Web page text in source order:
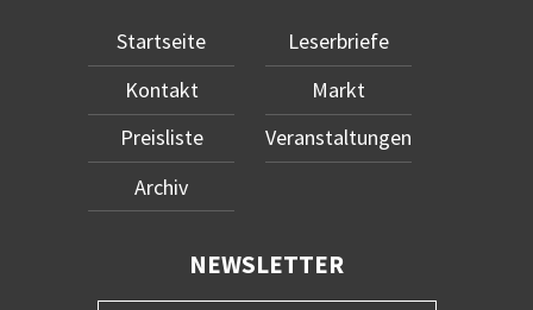
Startseite
Kontakt
Preisliste
Archiv
Leserbriefe
Markt
Veranstaltungen
NEWSLETTER